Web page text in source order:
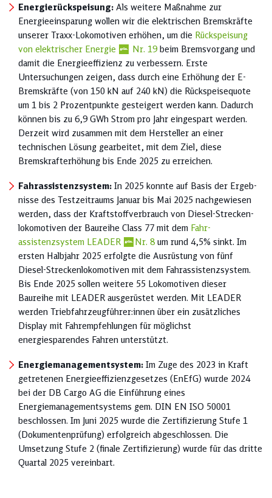
Energierückspeisung: Als weitere Maßnahme zur
Energieeinsparung wollen wir die elektrischen Bremskräfte
unserer Traxx-Lokomotiven erhöhen, um die Rückspeisung
von elektrischer Energie
Nr. 19 beim Bremsvorgang und
damit die Energieeffizienz zu verbessern. Erste
Untersuchungen zeigen, dass durch eine Erhöhung der E-
Bremskräfte (von 150 kN auf 240 kN) die Rückspeisequote
um 1 bis 2 Prozentpunkte gesteigert werden kann. Dadurch
können bis zu 6,9 GWh Strom pro Jahr eingespart werden.
Derzeit wird zusammen mit dem Hersteller an einer
technischen Lösung gearbeitet, mit dem Ziel, diese
Bremskrafterhöhung bis Ende 2025 zu erreichen.
Fahrassistenzsystem: In 2025 konnte auf Basis der Er­geb­
nisse des Testzeitraums Januar bis Mai 2025 nachgewiesen
werden, dass der Kraftstoffverbrauch von Diesel-Strecken­
lokomotiven der Baureihe Class 77 mit dem Fahr­­
assistenzsystem LEADER
Nr. 8 um rund 4,5% sinkt. Im
ersten Halbjahr 2025 erfolgte die Ausrüstung von fünf
Diesel-­Streckenlokomotiven mit dem Fahrassistenzsystem.
Bis Ende 2025 sollen weitere 55 Lokomotiven dieser
Baureihe mit LEADER ausgerüstet werden. Mit LEADER
werden Triebfahrzeugführer:innen über ein zusätzliches
Display mit Fahrempfehlungen für möglichst
energiesparendes Fahren unterstützt.
Energiemanagementsystem: Im Zuge des 2023 in Kraft
getretenen Energieeffizienzgesetzes (EnEfG) wurde 2024
bei der DB Cargo AG die Einführung eines
Energiemanagementsystems gem. DIN EN ISO 50001
beschlossen. Im Juni 2025 wurde die Zertifizierung Stufe 1
(Dokumenten­prüfung) erfolgreich abgeschlossen. Die
Umsetzung Stufe 2 (finale Zertifizierung) wurde für das dritte
Quartal 2025 vereinbart.